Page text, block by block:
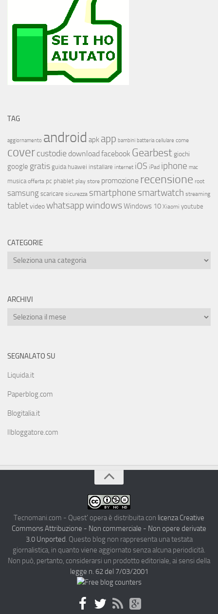
TAG
aggiornamento android apk app bambini batteria cellulare come
covercustodie download facebook Gearbest giochi
google gratis guida huawei installare internet iOS iPad iphone mac
musica offerta pc phablet play store promozione recensione root
samsungscaricare sicurezza smartphone smartwatch streaming
tabletvideowhatsappwindowsWindows 10 Xiaomi youtube
CATEGORIE
ARCHIVI
SEGNALATO SU
Liquida.it
Paperblog.com
Blogitalia.it
Ilbloggatore.com
Tecnomani.com - Quest' opera è distribuita con licenza Creative
Commons Attribuzione - Non commerciale - Non opere derivate
3.0 Unported. Questo blog non rappresenta una testata
giornalistica, in quanto viene aggiornato senza alcuna periodicità.
Non può, pertanto, considerarsi un prodotto editoriale, ai sensi della
legge n. 62 del 7/03/2001